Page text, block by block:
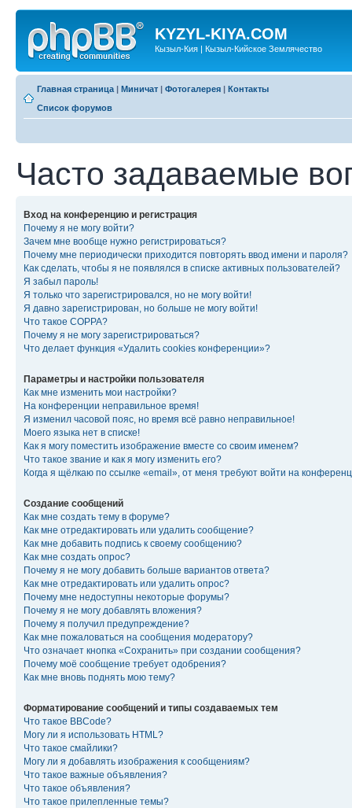
KYZYL-KIYA.COM
Кызыл-Кия | Кызыл-Кийское Землячество
Главная страница | Миничат | Фотогалерея | Контакты
Список форумов
Часто задаваемые
Вход на конференцию и регистрация
Почему я не могу войти?
Зачем мне вообще нужно регистрироваться?
Почему мне периодически приходится повторять ввод имени и пароля?
Как сделать, чтобы я не появлялся в списке активных пользователей?
Я забыл пароль!
Я только что зарегистрировался, но не могу войти!
Я давно зарегистрирован, но больше не могу войти!
Что такое COPPA?
Почему я не могу зарегистрироваться?
Что делает функция «Удалить cookies конференции»?
Параметры и настройки пользователя
Как мне изменить мои настройки?
На конференции неправильное время!
Я изменил часовой пояс, но время всё равно неправильное!
Моего языка нет в списке!
Как я могу поместить изображение вместе со своим именем?
Что такое звание и как я могу изменить его?
Когда я щёлкаю по ссылке «email», от меня требуют войти на
Создание сообщений
Как мне создать тему в форуме?
Как мне отредактировать или удалить сообщение?
Как мне добавить подпись к своему сообщению?
Как мне создать опрос?
Почему я не могу добавить больше вариантов ответа?
Как мне отредактировать или удалить опрос?
Почему мне недоступны некоторые форумы?
Почему я не могу добавлять вложения?
Почему я получил предупреждение?
Как мне пожаловаться на сообщения модератору?
Что означает кнопка «Сохранить» при создании сообщения?
Почему моё сообщение требует одобрения?
Как мне вновь поднять мою тему?
Форматирование сообщений и типы создаваемых тем
Что такое BBCode?
Могу ли я использовать HTML?
Что такое смайлики?
Могу ли я добавлять изображения к сообщениям?
Что такое важные объявления?
Что такое объявления?
Что такое прилепленные темы?